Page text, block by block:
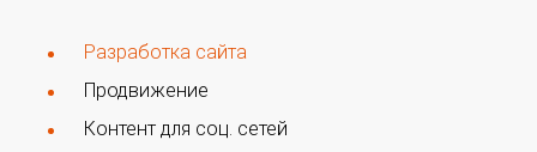
Разработка сайта
Продвижение
Контент для соц. сетей